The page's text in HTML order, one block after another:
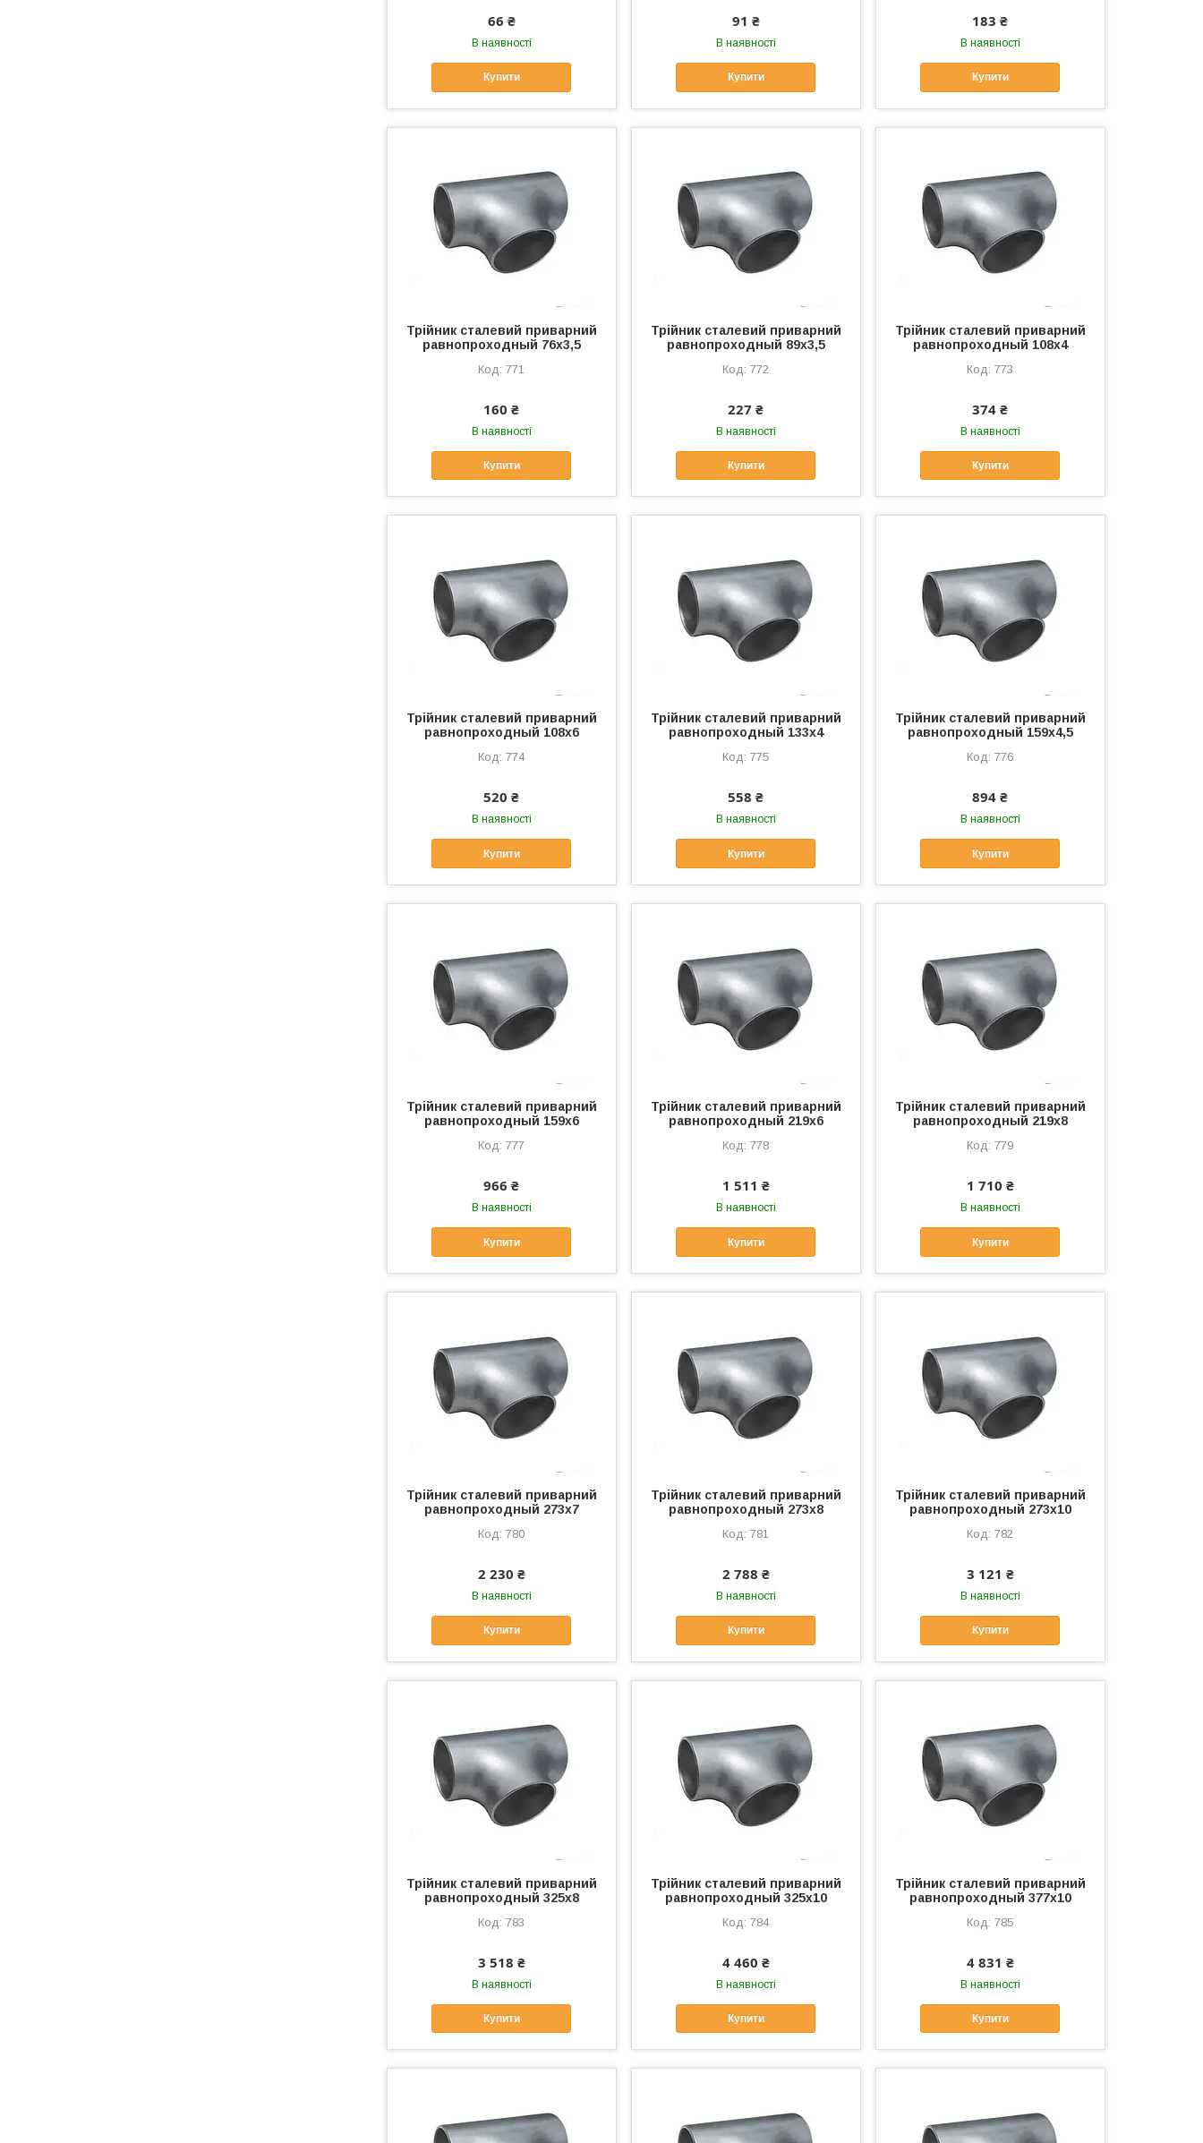
66 ₴
В наявності
Купити
91 ₴
В наявності
Купити
183 ₴
В наявності
Купити
Трійник сталевий приварний
равнопроходный 76х3,5
771
160 ₴
В наявності
Купити
Трійник сталевий приварний
равнопроходный 89х3,5
772
227 ₴
В наявності
Купити
Трійник сталевий приварний
равнопроходный 108х4
773
374 ₴
В наявності
Купити
Трійник сталевий приварний
равнопроходный 108х6
774
520 ₴
В наявності
Купити
Трійник сталевий приварний
равнопроходный 133х4
775
558 ₴
В наявності
Купити
Трійник сталевий приварний
равнопроходный 159х4,5
776
894 ₴
В наявності
Купити
Трійник сталевий приварний
равнопроходный 159х6
777
966 ₴
В наявності
Купити
Трійник сталевий приварний
равнопроходный 219х6
778
1 511 ₴
В наявності
Купити
Трійник сталевий приварний
равнопроходный 219х8
779
1 710 ₴
В наявності
Купити
Трійник сталевий приварний
равнопроходный 273х7
780
2 230 ₴
В наявності
Купити
Трійник сталевий приварний
равнопроходный 273х8
781
2 788 ₴
В наявності
Купити
Трійник сталевий приварний
равнопроходный 273х10
782
3 121 ₴
В наявності
Купити
Трійник сталевий приварний
равнопроходный 325х8
783
3 518 ₴
В наявності
Купити
Трійник сталевий приварний
равнопроходный 325х10
784
4 460 ₴
В наявності
Купити
Трійник сталевий приварний
равнопроходный 377х10
785
4 831 ₴
В наявності
Купити